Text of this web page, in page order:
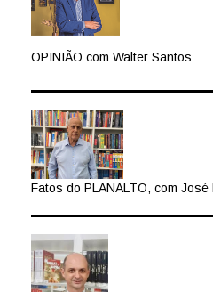
OPINIÃO com Walter Santos
Fatos do PLANALTO, com José